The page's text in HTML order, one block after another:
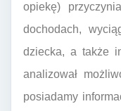
opiekę)
dochodach,
dziecka, a także
analizował
posiadamy